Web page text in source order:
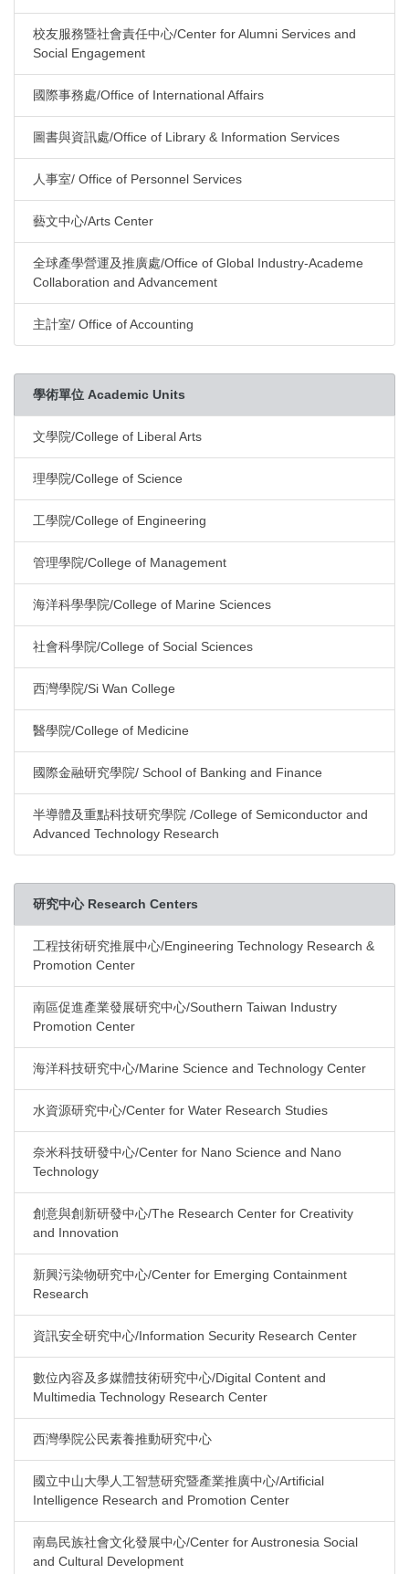
校友服務暨社會責任中心/Center for Alumni Services and
Social Engagement
國際事務處/Office of International Affairs
圖書與資訊處/Office of Library & Information Services
人事室/ Office of Personnel Services
藝文中心/Arts Center
全球產學營運及推廣處/Office of Global Industry-Academe
Collaboration and Advancement
主計室/ Office of Accounting
學術單位 Academic Units
文學院/College of Liberal Arts
理學院/College of Science
工學院/College of Engineering
管理學院/College of Management
海洋科學學院/College of Marine Sciences
社會科學院/College of Social Sciences
西灣學院/Si Wan College
醫學院/College of Medicine
國際金融研究學院/ School of Banking and Finance
半導體及重點科技研究學院 /College of Semiconductor and
Advanced Technology Research
研究中心 Research Centers
工程技術研究推展中心/Engineering Technology Research &
Promotion Center
南區促進產業發展研究中心/Southern Taiwan Industry
Promotion Center
海洋科技研究中心/Marine Science and Technology Center
水資源研究中心/Center for Water Research Studies
奈米科技研發中心/Center for Nano Science and Nano
Technology
創意與創新研發中心/The Research Center for Creativity
and Innovation
新興污染物研究中心/Center for Emerging Containment
Research
資訊安全研究中心/Information Security Research Center
數位內容及多媒體技術研究中心/Digital Content and
Multimedia Technology Research Center
西灣學院公民素養推動研究中心
國立中山大學人工智慧研究暨產業推廣中心/Artificial
Intelligence Research and Promotion Center
南島民族社會文化發展中心/Center for Austronesia Social
and Cultural Development